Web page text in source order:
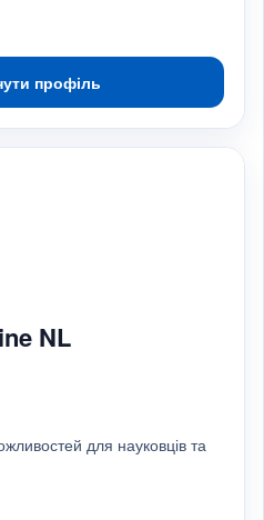
профіль
NL
для науковців та